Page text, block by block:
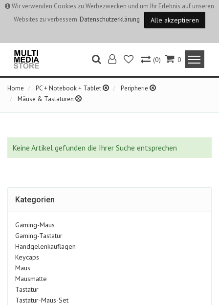
Wir verwenden Cookies zu Werbezwecken und um Ihr Erlebnis auf unseren
Websites zu verbessern. Datenschutzerklärung Alle akzeptieren
0
(0)
Home PC + Notebook + Tablet
Peripherie
Mäuse & Tastaturen
Keine Artikel gefunden die Ihrer Suche entsprechen
Kategorien
Gaming-Maus
Gaming-Tastatur
Handgelenkauflagen
Keycaps
Maus
Mausmatte
Tastatur
Tastatur-Maus-Set